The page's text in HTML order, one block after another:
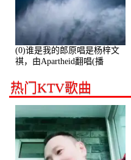
(0)谁是我的郎原唱是杨梓文
祺，由Apartheid翻唱(播
热门KTV歌曲